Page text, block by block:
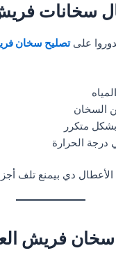
سخانات
علىتصليح سخان
السخان
متكرر
درجة الحرارة
الأعطال دي بيمنع تلف
سخان فريش